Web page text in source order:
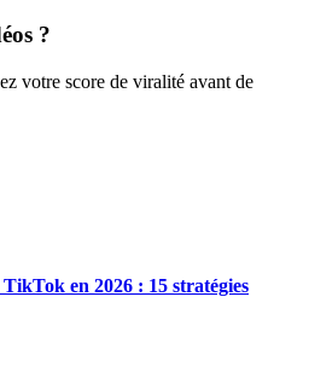
?
votre score de viralité avant de
en 2026 : 15 stratégies